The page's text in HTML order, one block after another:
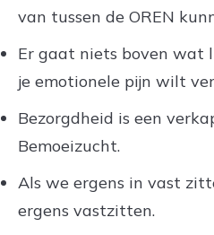
van tussen de OREN
Er gaat niets boven wat
je emotionele pijn wilt
Bezorgdheid is een
Bemoeizucht.
Als we ergens in vast
ergens vastzitten.